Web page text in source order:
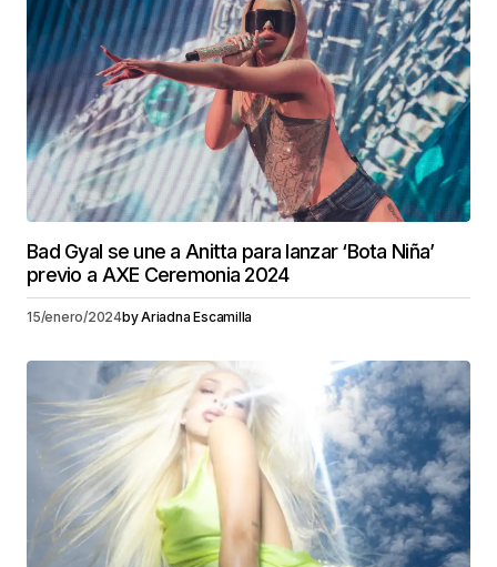
Bad Gyal se une a Anitta para lanzar ‘Bota Niña’
previo a AXE Ceremonia 2024
15/enero/2024byAriadna Escamilla